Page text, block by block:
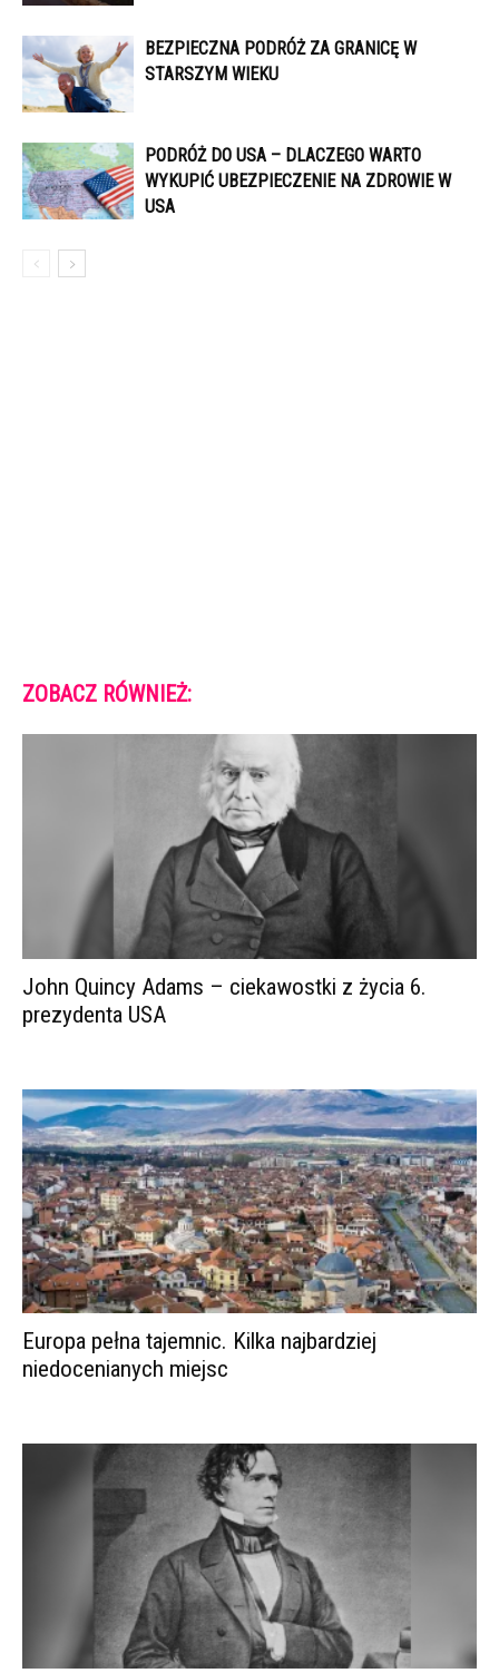
BEZPIECZNA PODRÓŻ ZA GRANICĘ W
STARSZYM WIEKU
PODRÓŻ DO USA – DLACZEGO WARTO
WYKUPIĆ UBEZPIECZENIE NA ZDROWIE W
USA
ZOBACZ RÓWNIEŻ:
John Quincy Adams – ciekawostki z życia 6.
prezydenta USA
Europa pełna tajemnic. Kilka najbardziej
niedocenianych miejsc